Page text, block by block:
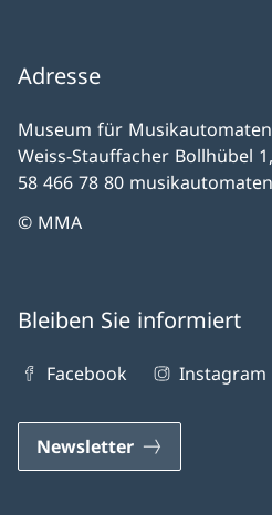
Adresse
Museum für
Weiss-Stauffacher Bollhübel
58 466 78 80
© MMA
Bleiben Sie informiert
Facebook Instagram
Newsletter